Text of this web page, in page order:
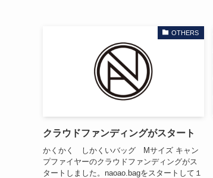
OTHERS
クラウドファンディングがスタート
かくかく しかくいバッグ Mサイズ キャン
プファイヤーのクラウドファンディングがス
タートしました。naoao.bagをスタートして１